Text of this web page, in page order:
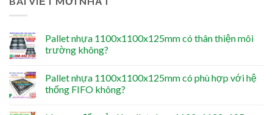
Pallet nhựa 1100x1100x125mm có thân thiện môi
trường không?
Pallet nhựa 1100x1100x125mm có phù hợp với hệ
thống FIFO không?